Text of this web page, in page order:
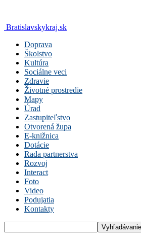
Bratislavskykraj.sk
Doprava
Školstvo
Kultúra
Sociálne veci
Zdravie
Životné prostredie
Mapy
Úrad
Zastupiteľstvo
Otvorená župa
E-knižnica
Dotácie
Rada partnerstva
Rozvoj
Interact
Foto
Video
Podujatia
Kontakty